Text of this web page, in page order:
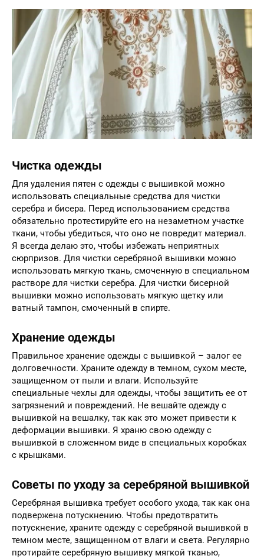
Чистка одежды
Для удаления пятен с одежды с вышивкой можно
использовать специальные средства для чистки
серебра и бисера. Перед использованием средства
обязательно протестируйте его на незаметном участке
ткани, чтобы убедиться, что оно не повредит материал.
Я всегда делаю это, чтобы избежать неприятных
сюрпризов. Для чистки серебряной вышивки можно
использовать мягкую ткань, смоченную в специальном
растворе для чистки серебра. Для чистки бисерной
вышивки можно использовать мягкую щетку или
ватный тампон, смоченный в спирте.
Хранение одежды
Правильное хранение одежды с вышивкой – залог ее
долговечности. Храните одежду в темном, сухом месте,
защищенном от пыли и влаги. Используйте
специальные чехлы для одежды, чтобы защитить ее от
загрязнений и повреждений. Не вешайте одежду с
вышивкой на вешалку, так как это может привести к
деформации вышивки. Я храню свою одежду с
вышивкой в сложенном виде в специальных коробках
с крышками.
Советы по уходу за серебряной вышивкой
Серебряная вышивка требует особого ухода, так как она
подвержена потускнению. Чтобы предотвратить
потускнение, храните одежду с серебряной вышивкой в
темном месте, защищенном от влаги и света. Регулярно
протирайте серебряную вышивку мягкой тканью,